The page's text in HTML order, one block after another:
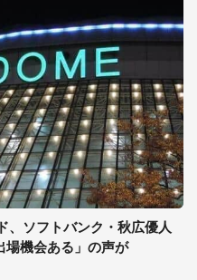
、ソフトバンク・秋広優人
場機会ある」の声が